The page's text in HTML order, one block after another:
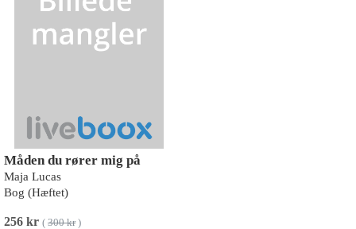
Måden du rører mig på
Maja Lucas
Bog (Hæftet)
256 kr ( 300 kr)